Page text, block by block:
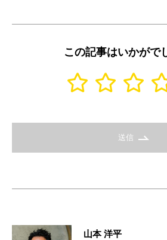
この記事はいかがで
送信
山本 洋平